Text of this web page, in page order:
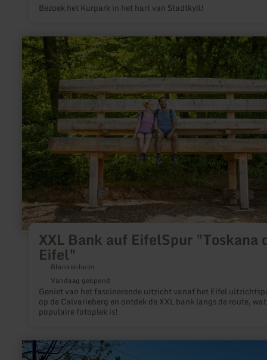
Bezoek het Kurpark in het hart van Stadtkyll!
XXL Bank auf EifelSpur "Toskana
Eifel"
Blankenheim
Vandaag geopend
Geniet van het fascinerende uitzicht vanaf het Eifel
op de Calvarieberg en ontdek de XXL bank langs de route,
populaire fotoplek is!
meer
informatie
over:
XXL
Bank
auf
EifelSpur
"Toskana
der
Eifel"
meer
informatie